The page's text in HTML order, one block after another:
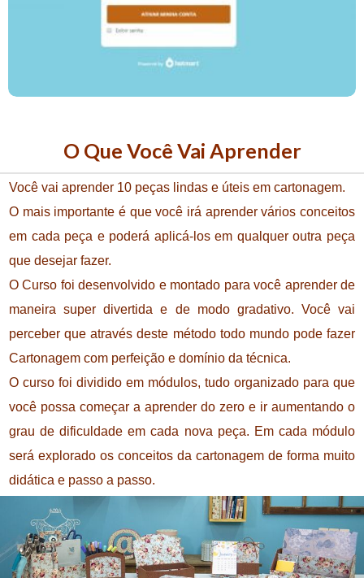
O Que Você Vai Aprender
Você vai aprender 10 peças lindas e úteis em cartonagem.
O mais importante é que você irá aprender vários conceitos
em cada peça e poderá aplicá-los em qualquer outra peça
que desejar fazer.
O Curso foi desenvolvido e montado para você aprender de
maneira super divertida e de modo gradativo. Você vai
perceber que através deste método todo mundo pode fazer
Cartonagem com perfeição e domínio da técnica.
O curso foi dividido em módulos, tudo organizado para que
você possa começar a aprender do zero e ir aumentando o
grau de dificuldade em cada nova peça. Em cada módulo
será explorado os conceitos da cartonagem de forma muito
didática e passo a passo.